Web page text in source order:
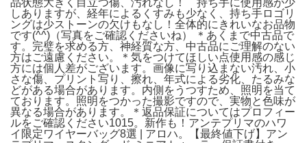
しありますが、経年によるくすみも少なく、持ち手ロゴリ
ングは少ストーンの欠けもなし！全体的にきれいなお品物
です(^^)（写真をご確認くださいね） ＊あくまで中古品で
す。完璧を求める方、神経質な方、中古品にご理解のない
方はご遠慮ください。＊気をつけてほしい点使用感の感じ
方には個人差がございます。画像に写り込まない汚れ、小
さな傷、プリント写り、擦れ、年式による劣化、たるみな
どがある場合があります。内側をうつすため、照明を当て
ております。照明をつかった撮影ですので、実物と色味が
異なる場合があります。＊返品保証についてはプロフィー
ルをご確認ください1015。新作も！アンテプリマのハワ
イ限定ワイヤーバッグ8選 | アロハ。【最終値下げ】アン